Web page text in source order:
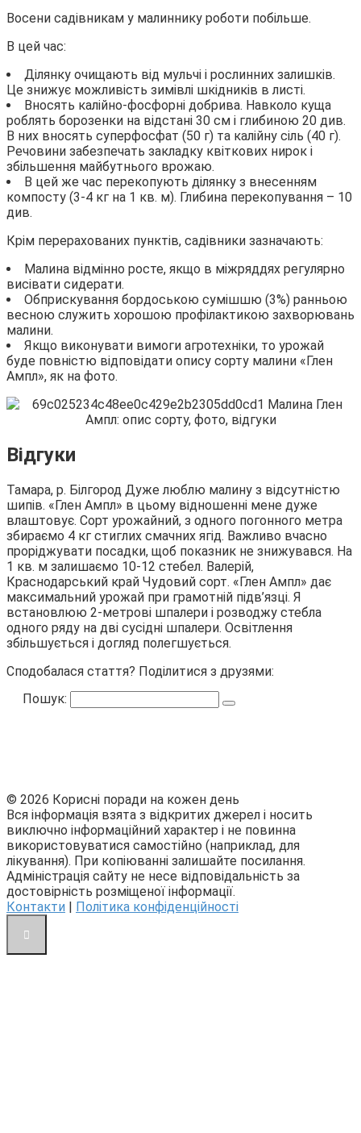
Восени садівникам у малиннику роботи побільше.
В цей час:
Ділянку очищають від мульчі і рослинних залишків.
Це знижує можливість зимівлі шкідників в листі.
Вносять калійно-фосфорні добрива. Навколо куща
роблять борозенки на відстані 30 см і глибиною 20 див.
В них вносять суперфосфат (50 г) та калійну сіль (40 г).
Речовини забезпечать закладку квіткових нирок і
збільшення майбутнього врожаю.
В цей же час перекопують ділянку з внесенням
компосту (3-4 кг на 1 кв. м). Глибина перекопування – 10
див.
Крім перерахованих пунктів, садівники зазначають:
Малина відмінно росте, якщо в міжряддях регулярно
висівати сидерати.
Обприскування бордоською сумішшю (3%) ранньою
весною служить хорошою профілактикою захворювань
малини.
Якщо виконувати вимоги агротехніки, то урожай
буде повністю відповідати опису сорту малини «Глен
Ампл», як на фото.
Відгуки
Тамара, р. Білгород Дуже люблю малину з відсутністю
шипів. «Глен Ампл» в цьому відношенні мене дуже
влаштовує. Сорт урожайний, з одного погонного метра
збираємо 4 кг стиглих смачних ягід. Важливо вчасно
проріджувати посадки, щоб показник не знижувався. На
1 кв. м залишаємо 10-12 стебел. Валерій,
Краснодарський край Чудовий сорт. «Глен Ампл» дає
максимальний урожай при грамотній підв’язці. Я
встановлюю 2-метрові шпалери і розводжу стебла
одного ряду на дві сусідні шпалери. Освітлення
збільшується і догляд полегшується.
Сподобалася стаття? Поділитися з друзями:
Пошук:
© 2026 Корисні поради на кожен день
Вся інформація взята з відкритих джерел і носить
виключно інформаційний характер і не повинна
використовуватися самостійно (наприклад, для
лікування). При копіюванні залишайте посилання.
Адміністрація сайту не несе відповідальність за
достовірність розміщеної інформації.
Контакти | Політика конфіденційності